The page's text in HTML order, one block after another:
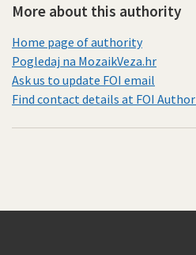
More about this authority
Home page of authority
Pogledaj na MozaikVeza.hr
Ask us to update FOI email
Find contact details at FOI